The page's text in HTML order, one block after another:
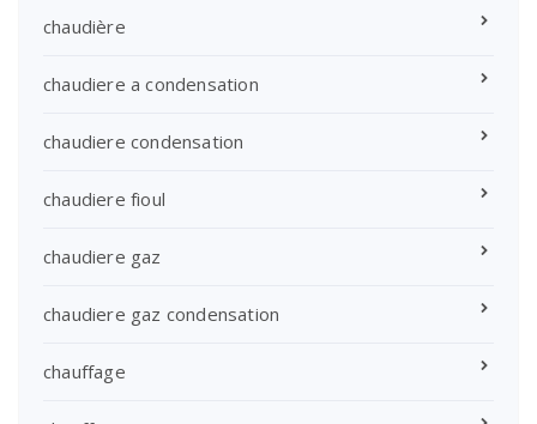
chaudière
chaudiere a condensation
chaudiere condensation
chaudiere fioul
chaudiere gaz
chaudiere gaz condensation
chauffage